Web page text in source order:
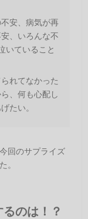
安、病気が再
、いろんな不
いていること
れてなかった
、何も心配し
たい。
回のサプライズ
。
のは！？